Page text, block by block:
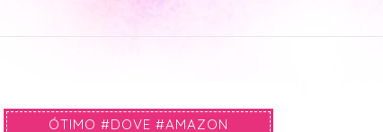
ÓTIMO #DOVE #AMAZON